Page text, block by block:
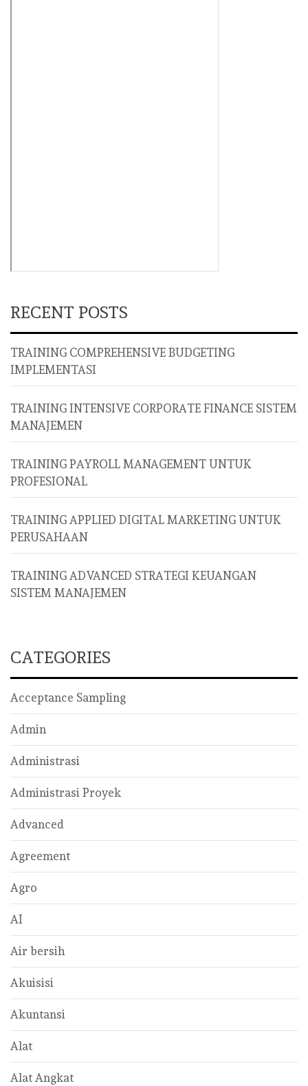
RECENT POSTS
TRAINING COMPREHENSIVE BUDGETING
IMPLEMENTASI
TRAINING INTENSIVE CORPORATE FINANCE SISTEM
MANAJEMEN
TRAINING PAYROLL MANAGEMENT UNTUK
PROFESIONAL
TRAINING APPLIED DIGITAL MARKETING UNTUK
PERUSAHAAN
TRAINING ADVANCED STRATEGI KEUANGAN
SISTEM MANAJEMEN
CATEGORIES
Acceptance Sampling
Admin
Administrasi
Administrasi Proyek
Advanced
Agreement
Agro
AI
Air bersih
Akuisisi
Akuntansi
Alat
Alat Angkat